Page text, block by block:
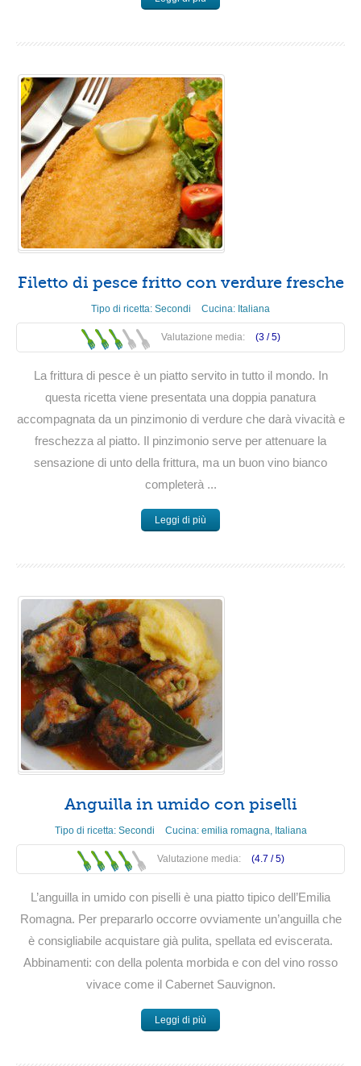
Filetto di pesce fritto con verdure fresche
Tipo di ricetta: Secondi Cucina: Italiana
Valutazione media: (3 /5)
La frittura di pesce è un piatto servito in tutto il mondo. In
questa ricetta viene presentata una doppia panatura
accompagnata da un pinzimonio di verdure che darà vivacità e
freschezza al piatto. Il pinzimonio serve per attenuare la
sensazione di unto della frittura, ma un buon vino bianco
completerà ...
Leggi di più
Anguilla in umido con piselli
Tipo di ricetta: Secondi Cucina: emilia romagna, Italiana
Valutazione media: (4.7 /5)
L’anguilla in umido con piselli è una piatto tipico dell’Emilia
Romagna. Per prepararlo occorre ovviamente un’anguilla che
è consigliabile acquistare già pulita, spellata ed eviscerata.
Abbinamenti: con della polenta morbida e con del vino rosso
vivace come il Cabernet Sauvignon.
Leggi di più